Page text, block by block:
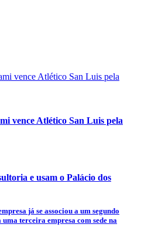
vence Atlético San Luis pela
e usam o Palácio dos
já se associou a um segundo
terceira empresa com sede na